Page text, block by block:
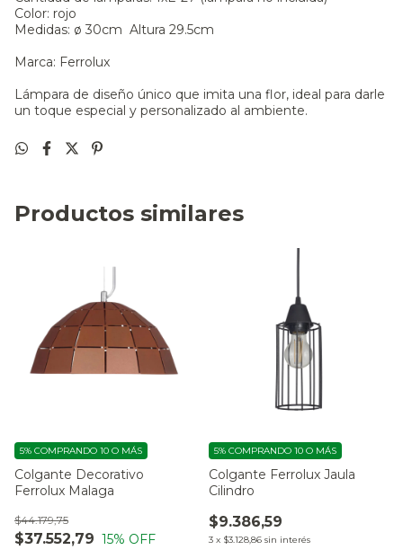
Color: rojo
Medidas: ø 30cm Altura 29.5cm
Marca: Ferrolux
Lámpara de diseño único que imita una flor, ideal para darle
un toque especial y personalizado al ambiente.
Productos similares
Colgante Decorativo
Ferrolux Malaga
$37.552,79
$44.179,75
15% OFF
5% COMPRANDO 10 O MÁS
Colgante Ferrolux Jaula
Cilindro
$9.386,59
3 x $3.128,86 sin interés
5% COMPRANDO 10 O MÁS